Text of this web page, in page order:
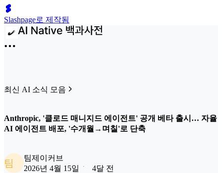
Slashpage로 제작됨
최신 AI 소식 모음
Anthropic, '클로드 매니지드 에이전트' 공개 베타 출시… 자율
AI 에이전트 배포, '수개월→며칠'로 단축
팀
팀제이커브
2026년 4월 15일
4달 전